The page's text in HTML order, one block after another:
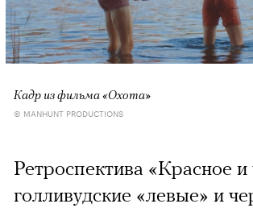
Кадр из фильма «Охота»
© MANHUNT PRODUCTIONS
Ретроспектива «Красное и
голливудские «левые» и